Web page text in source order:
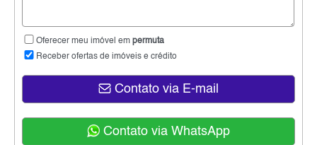
Oferecer meu imóvel em permuta
Receber ofertas de imóveis e crédito
Contato via E-mail
Contato via WhatsApp